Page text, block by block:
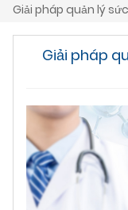
Giải pháp quản lý
Giải pháp